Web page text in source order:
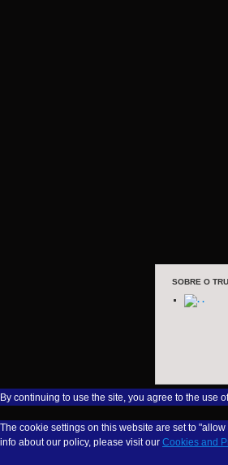
SOBRE O
.
By continuing to use the site, you agree to the use
The cookie settings on this website are set to
info about our policy, please visit our Cookies and